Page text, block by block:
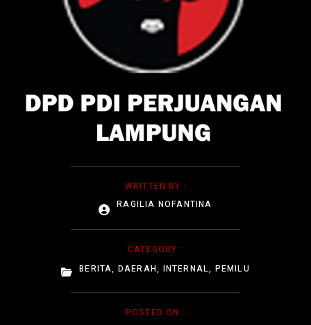
WRITTEN BY :
RAGILIA NOFANTINA
CATEGORY :
BERITA, DAERAH, INTERNAL, PEMILU
POSTED ON :